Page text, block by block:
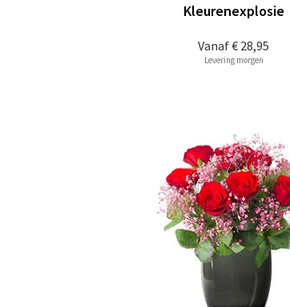
Vanaf€ 28,95
Kleurenexplosie
Levering morgen